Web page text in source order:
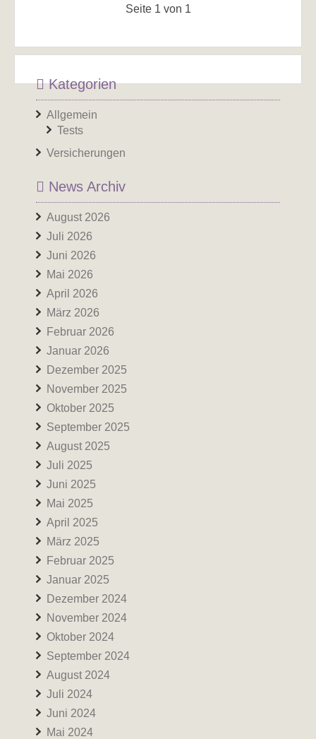
Seite 1 von 1
Kategorien
Allgemein
Tests
Versicherungen
News Archiv
August 2026
Juli 2026
Juni 2026
Mai 2026
April 2026
März 2026
Februar 2026
Januar 2026
Dezember 2025
November 2025
Oktober 2025
September 2025
August 2025
Juli 2025
Juni 2025
Mai 2025
April 2025
März 2025
Februar 2025
Januar 2025
Dezember 2024
November 2024
Oktober 2024
September 2024
August 2024
Juli 2024
Juni 2024
Mai 2024